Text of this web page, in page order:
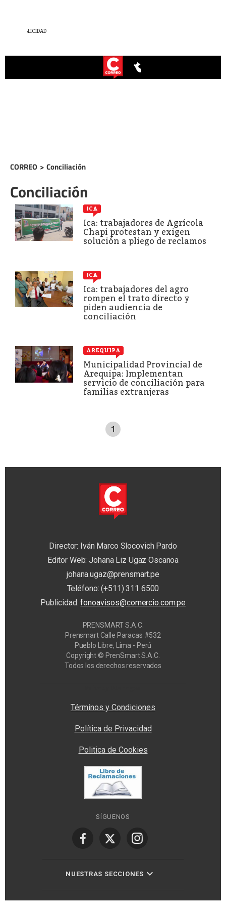
CORREO > Conciliación
Conciliación
ICA
Ica: trabajadores de Agrícola
Chapi protestan y exigen
solución a pliego de reclamos
ICA
Ica: trabajadores del agro
rompen el trato directo y
piden audiencia de
conciliación
AREQUIPA
Municipalidad Provincial de
Arequipa: Implementan
servicio de conciliación para
familias extranjeras
1
Director: Iván Marco Slocovich Pardo
Editor Web: Johana Liz Ugaz Oscanoa
johana.ugaz@prensmart.pe
Teléfono: (+511) 311 6500
Publicidad:fonoavisos@comercio.com.pe
PRENSMART S.A.C.
Prensmart Calle Paracas #532
Pueblo Libre, Lima - Perú
Copyright © PrenSmart S.A.C.
Todos los derechos reservados
Términos y Condiciones
Política de Privacidad
Politica de Cookies
SÍGUENOS
NUESTRAS SECCIONES